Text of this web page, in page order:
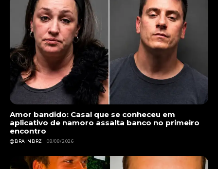
Amor bandido: Casal que se conheceu em
aplicativo de namoro assalta banco no primeiro
encontro
@BRAINBRZ 08/08/2026